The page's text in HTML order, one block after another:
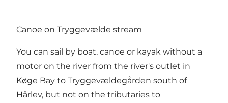
Canoe on Tryggevælde stream
You can sail by boat, canoe or kayak without a
motor on the river from the river's outlet in
Køge Bay to Tryggevældegården south of
Hårlev, but not on the tributaries to